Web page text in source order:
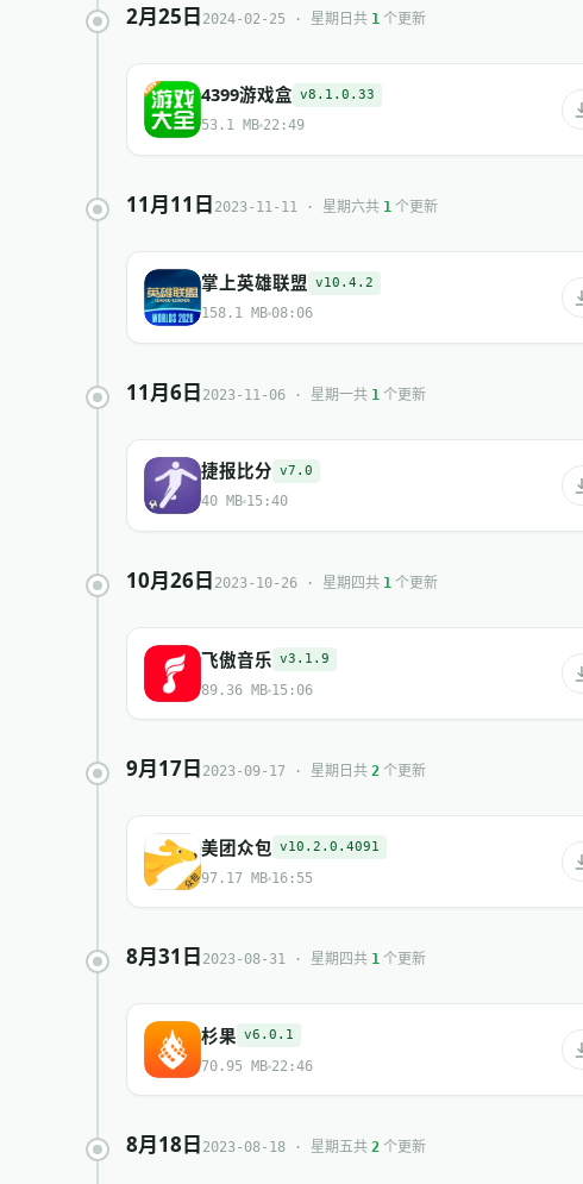
2月25日 2024-02-25 · 星期日 共 1 个更新
4399游戏盒 v8.1.0.33
53.1 MB 22:49
11月11日 2023-11-11 · 星期六共 1 个更新
掌上英雄联盟 v10.4.2
158.1 MB 08:06
11月6日 2023-11-06 · 星期一共 1 个更新
捷报比分 v7.0
40 MB 15:40
10月26日 2023-10-26 · 星期四共 1 个更新
飞傲音乐 v3.1.9
89.36 MB 15:06
9月17日 2023-09-17 · 星期日 共 2 个更新
美团众包 v10.2.0.4091
97.17 MB 16:55
8月31日 2023-08-31 · 星期四共 1 个更新
杉果 v6.0.1
70.95 MB 22:46
8月18日 2023-08-18 · 星期五共 2 个更新